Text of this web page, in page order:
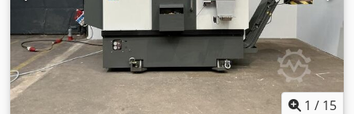
1 / 15